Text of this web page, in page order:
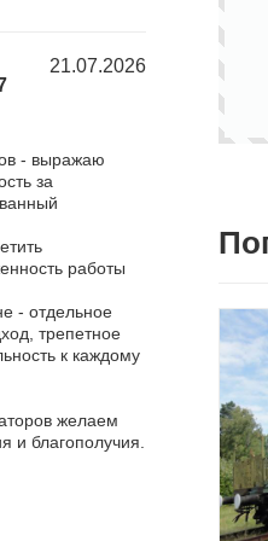
21.07.2026
- выражаю
за
работы
- отдельное
трепетное
к каждому
желаем
и благополучия.
Юлия,
городом,
Хочу
нас
оставлю
ведущую, она
мероприятия
всем!
приятные
было очень
сильно меня
смысле, я не
рядом не
Я благодарна